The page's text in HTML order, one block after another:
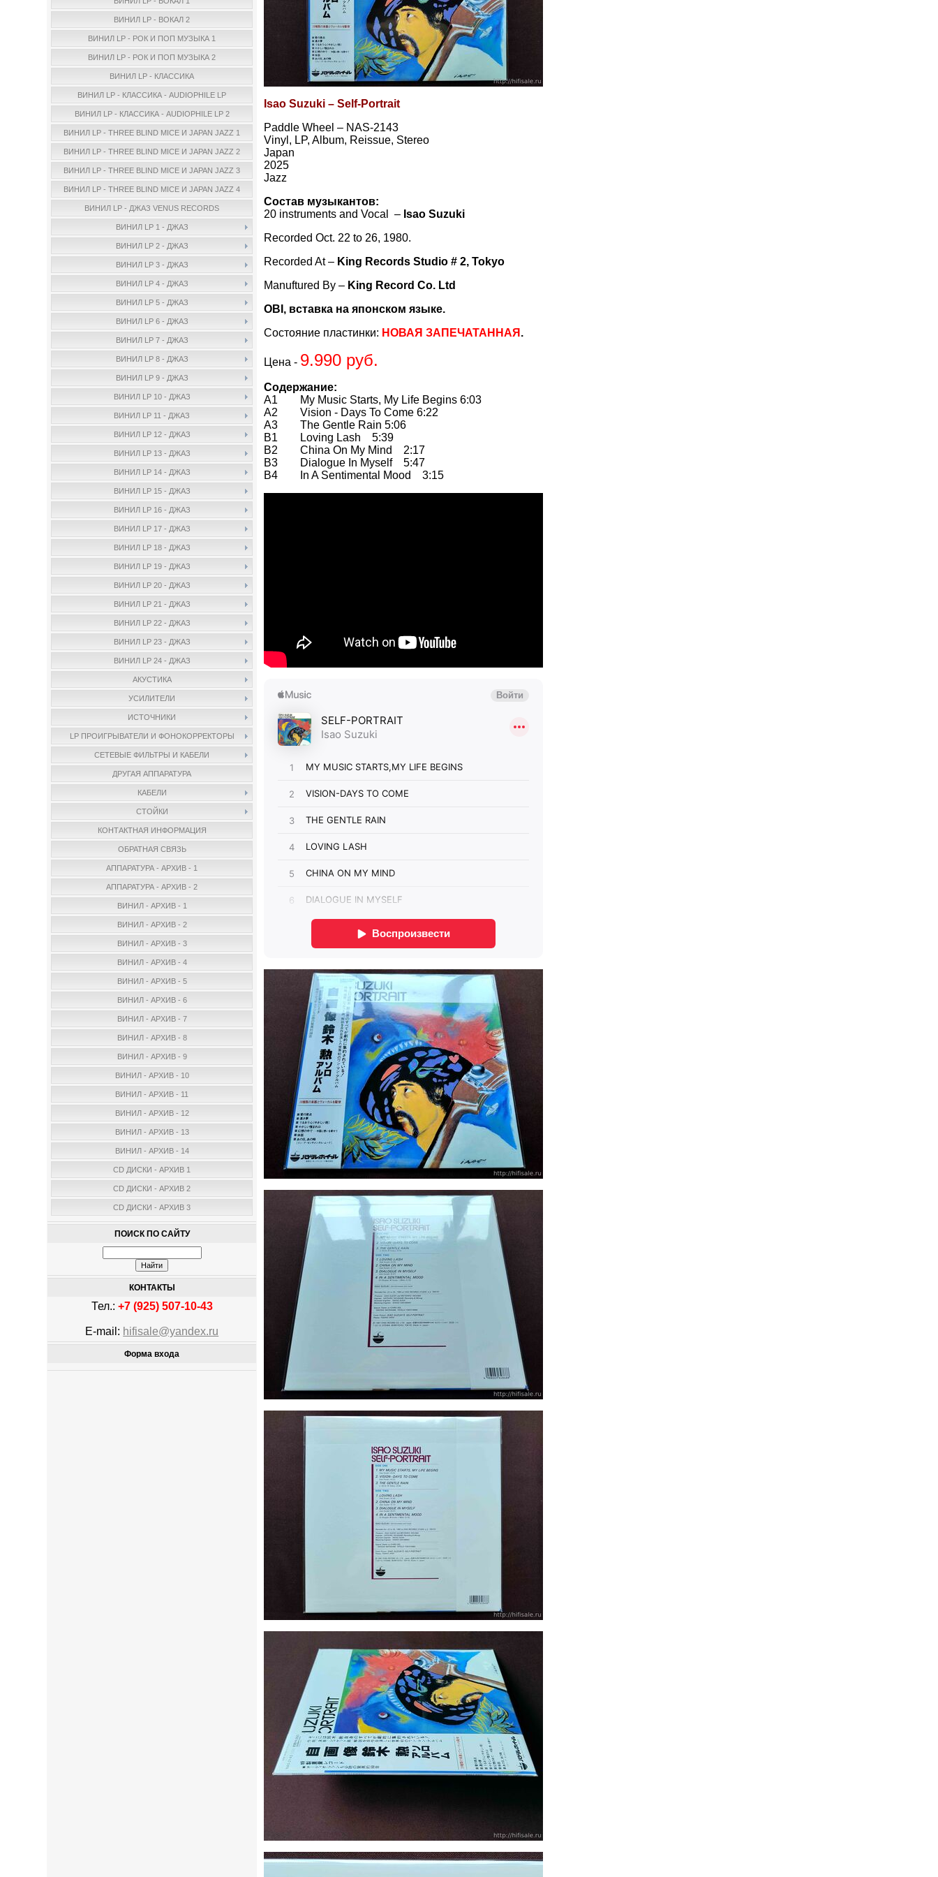
ВИНИЛ LP - ВОКАЛ 2
ВИНИЛ LP - РОК И ПОП МУЗЫКА 1
ВИНИЛ LP - РОК И ПОП МУЗЫКА 2
ВИНИЛ LP - КЛАССИКА
ВИНИЛ LP - КЛАССИКА - AUDIOPHILE LP
ВИНИЛ LP - КЛАССИКА - AUDIOPHILE LP 2
ВИНИЛ LP - THREE BLIND MICE И JAPAN JAZZ 1
ВИНИЛ LP - THREE BLIND MICE И JAPAN JAZZ 2
ВИНИЛ LP - THREE BLIND MICE И JAPAN JAZZ 3
ВИНИЛ LP - THREE BLIND MICE И JAPAN JAZZ 4
ВИНИЛ LP - ДЖАЗ VENUS RECORDS
ВИНИЛ LP 1 - ДЖАЗ
ВИНИЛ LP 2 - ДЖАЗ
ВИНИЛ LP 3 - ДЖАЗ
ВИНИЛ LP 4 - ДЖАЗ
ВИНИЛ LP 5 - ДЖАЗ
ВИНИЛ LP 6 - ДЖАЗ
ВИНИЛ LP 7 - ДЖАЗ
ВИНИЛ LP 8 - ДЖАЗ
ВИНИЛ LP 9 - ДЖАЗ
ВИНИЛ LP 10 - ДЖАЗ
ВИНИЛ LP 11 - ДЖАЗ
ВИНИЛ LP 12 - ДЖАЗ
ВИНИЛ LP 13 - ДЖАЗ
ВИНИЛ LP 14 - ДЖАЗ
ВИНИЛ LP 15 - ДЖАЗ
ВИНИЛ LP 16 - ДЖАЗ
ВИНИЛ LP 17 - ДЖАЗ
ВИНИЛ LP 18 - ДЖАЗ
ВИНИЛ LP 19 - ДЖАЗ
ВИНИЛ LP 20 - ДЖАЗ
ВИНИЛ LP 21 - ДЖАЗ
ВИНИЛ LP 22 - ДЖАЗ
ВИНИЛ LP 23 - ДЖАЗ
ВИНИЛ LP 24 - ДЖАЗ
АКУСТИКА
УСИЛИТЕЛИ
ИСТОЧНИКИ
LP ПРОИГРЫВАТЕЛИ И ФОНОКОРРЕКТОРЫ
СЕТЕВЫЕ ФИЛЬТРЫ И КАБЕЛИ
ДРУГАЯ АППАРАТУРА
КАБЕЛИ
СТОЙКИ
КОНТАКТНАЯ ИНФОРМАЦИЯ
ОБРАТНАЯ СВЯЗЬ
АППАРАТУРА - АРХИВ - 1
АППАРАТУРА - АРХИВ - 2
ВИНИЛ - АРХИВ - 1
ВИНИЛ - АРХИВ - 2
ВИНИЛ - АРХИВ - 3
ВИНИЛ - АРХИВ - 4
ВИНИЛ - АРХИВ - 5
ВИНИЛ - АРХИВ - 6
ВИНИЛ - АРХИВ - 7
ВИНИЛ - АРХИВ - 8
ВИНИЛ - АРХИВ - 9
ВИНИЛ - АРХИВ - 10
ВИНИЛ - АРХИВ - 11
ВИНИЛ - АРХИВ - 12
ВИНИЛ - АРХИВ - 13
ВИНИЛ - АРХИВ - 14
CD ДИСКИ - АРХИВ 1
CD ДИСКИ - АРХИВ 2
CD ДИСКИ - АРХИВ 3
ПОИСК ПО САЙТУ
КОНТАКТЫ
Тел.: +7 (925) 507-10-43
E-mail: hifisale@yandex.ru
Форма входа
Isao Suzuki – Self-Portrait
Paddle Wheel – NAS-2143
Vinyl, LP, Album, Reissue, Stereo
Japan
2025
Jazz
Состав музыкантов:
20 instruments and Vocal – Isao Suzuki
Recorded Oct. 22 to 26, 1980.
Recorded At – King Records Studio # 2, Tokyo
Manuftured By – King Record Co. Ltd
OBI, вставка на японском языке.
Состояние пластинки: НОВАЯ ЗАПЕЧАТАННАЯ .
Цена - 9.990 руб.
Содержание:
A1 My Music Starts, My Life Begins 6:03
A2 Vision - Days To Come 6:22
A3 The Gentle Rain 5:06
B1 Loving Lash 5:39
B2 China On My Mind 2:17
B3 Dialogue In Myself 5:47
B4 In A Sentimental Mood 3:15